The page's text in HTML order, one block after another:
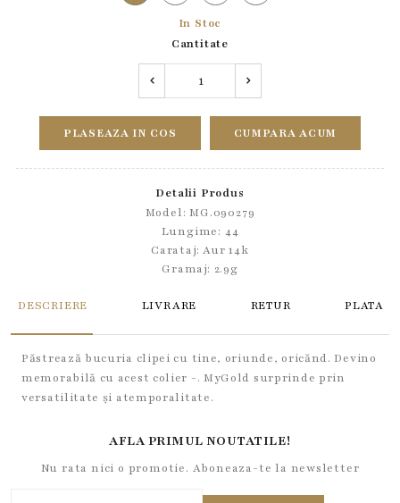
In Stoc
Cantitate
PLASEAZA IN COS CUMPARA ACUM
Detalii Produs
Model: MG.090279
Lungime: 44
Carataj: Aur 14k
Gramaj: 2.9g
DESCRIERE LIVRARE RETUR PLATA
Păstrează bucuria clipei cu tine, oriunde, oricănd. Devino
memorabilă cu acest colier -. MyGold surprinde prin
versatilitate și atemporalitate.
AFLA PRIMUL NOUTATILE!
Nu rata nici o promotie. Aboneaza-te la newsletter